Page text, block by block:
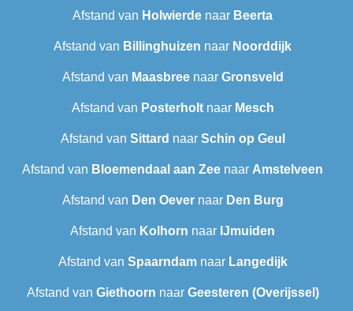
Afstand van Holwierde naar Beerta
Afstand van Billinghuizen naar Noorddijk
Afstand van Maasbreenaar Gronsveld
Afstand van Posterholtnaar Mesch
Afstand van Sittard naar Schin op Geul
Afstand van Bloemendaal aan Zee naar Amstelveen
Afstand van Den Oevernaar Den Burg
Afstand van Kolhorn naar IJmuiden
Afstand van Spaarndamnaar Langedijk
Afstand van Giethoorn naar Geesteren (Overijssel)